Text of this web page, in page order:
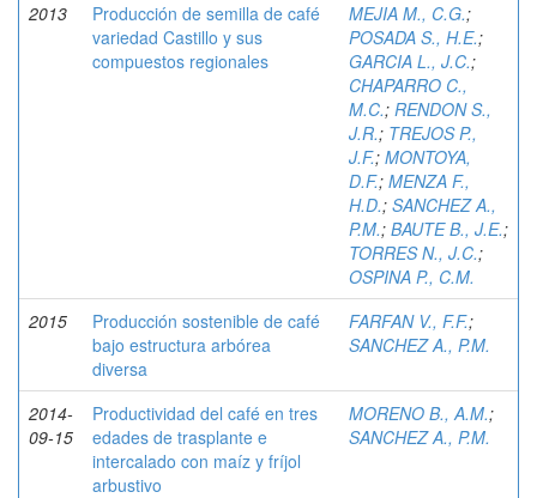
2013
Producción de semilla de café
variedad Castillo y sus
compuestos regionales
MEJIA M., C.G.;
POSADA S., H.E.;
GARCIA L., J.C.;
CHAPARRO C.,
M.C.; RENDON S.,
J.R.; TREJOS P.,
J.F.; MONTOYA,
D.F.; MENZA F.,
H.D.; SANCHEZ A.,
P.M.; BAUTE B., J.E.;
TORRES N., J.C.;
OSPINA P., C.M.
2015
Producción sostenible de café
bajo estructura arbórea
diversa
FARFAN V., F.F.;
SANCHEZ A., P.M.
2014-
09-15
Productividad del café en tres
edades de trasplante e
intercalado con maíz y fríjol
arbustivo
MORENO B., A.M.;
SANCHEZ A., P.M.